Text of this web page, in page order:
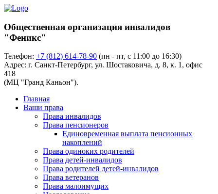
Общественная организация инвалидов
"Феникс"
Телефон: +7 (812) 614-78-90 (пн - пт, с 11:00 до 16:30)
Адрес: г. Санкт-Петербург, ул. Шостаковича, д. 8, к. 1, офис
418
(МЦ "Гранд Каньон").
Главная
Ваши права
Права инвалидов
Права пенсионеров
Единовременная выплата пенсионных
накоплений
Права одиноких родителей
Права детей-инвалидов
Права родителей детей-инвалидов
Права ветеранов
Права малоимущих